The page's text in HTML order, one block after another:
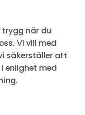
trygg när du
Vi vill med
säkerställer att
enlighet med